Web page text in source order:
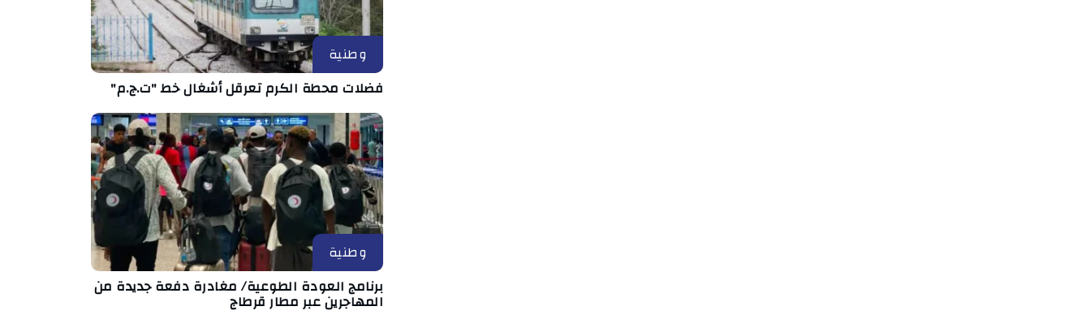
وطنية
فضلات محطة الكرم تعرقل أشغال خط "ت.ج.م"
وطنية
برنامج العودة الطوعية/ مغادرة دفعة جديدة من
المهاجرين عبر مطار قرطاج